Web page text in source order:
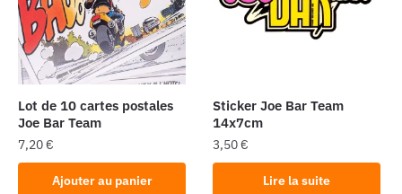
Lot de 10 cartes postales
Joe Bar Team
7,20€
Ajouter au panier
Sticker Joe Bar Team
14x7cm
3,50€
Lire la suite